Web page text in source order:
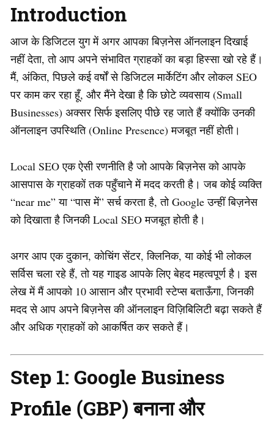
Introduction
आज के डिजिटल युग में अगर आपका बिज़नेस ऑनलाइन दिखाई
नहीं देता, तो आप अपने संभावित ग्राहकों का बड़ा हिस्सा खो रहे हैं।
मैं, अंकित, पिछले कई वर्षों से डिजिटल मार्केटिंग और लोकल SEO
पर काम कर रहा हूँ, और मैंने देखा है कि छोटे व्यवसाय (Small
Businesses) अक्सर सिर्फ इसलिए पीछे रह जाते हैं क्योंकि उनकी
ऑनलाइन उपस्थिति (Online Presence) मजबूत नहीं होती।
Local SEO एक ऐसी रणनीति है जो आपके बिज़नेस को आपके
आसपास के ग्राहकों तक पहुँचाने में मदद करती है। जब कोई व्यक्ति
“near me” या “पास में” सर्च करता है, तो Google उन्हीं बिज़नेस
को दिखाता है जिनकी Local SEO मजबूत होती है।
अगर आप एक दुकान, कोचिंग सेंटर, क्लिनिक, या कोई भी लोकल
सर्विस चला रहे हैं, तो यह गाइड आपके लिए बेहद महत्वपूर्ण है। इस
लेख में मैं आपको 10 आसान और प्रभावी स्टेप्स बताऊँगा, जिनकी
मदद से आप अपने बिज़नेस की ऑनलाइन विज़िबिलिटी बढ़ा सकते हैं
और अधिक ग्राहकों को आकर्षित कर सकते हैं।
Step 1: Google Business
Profile (GBP) बनाना और